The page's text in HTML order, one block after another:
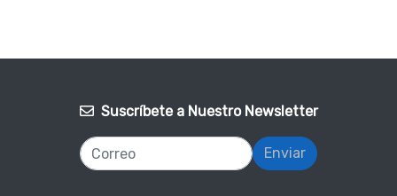
Suscríbete a Nuestro Newsletter
Enviar